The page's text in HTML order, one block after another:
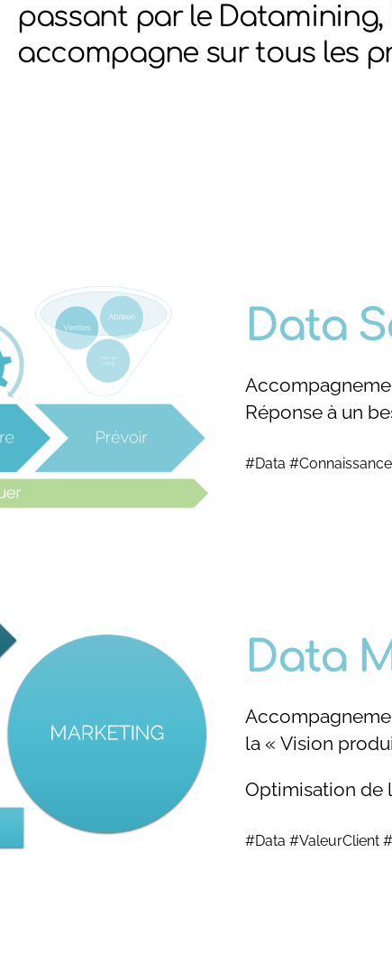
passant par le Datamining,
accompagne sur tous les
Data
Réponse à un
#Data
Data
la « Vision
Optimisation de
#Data #ValeurClient